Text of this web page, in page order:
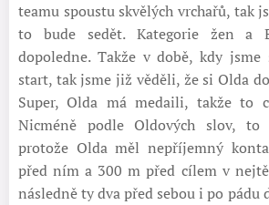
teamu spoustu skvělých vrchařů, tak
to bude sedět. Kategorie žen a
dopoledne. Takže v době, kdy
start, tak jsme již věděli, že si Olda
Super, Olda má medaili, takže
Nicméně podle Oldových slov,
protože Olda měl nepříjemný
před ním a 300 m před cílem v
následně ty dva před sebou i po pádu